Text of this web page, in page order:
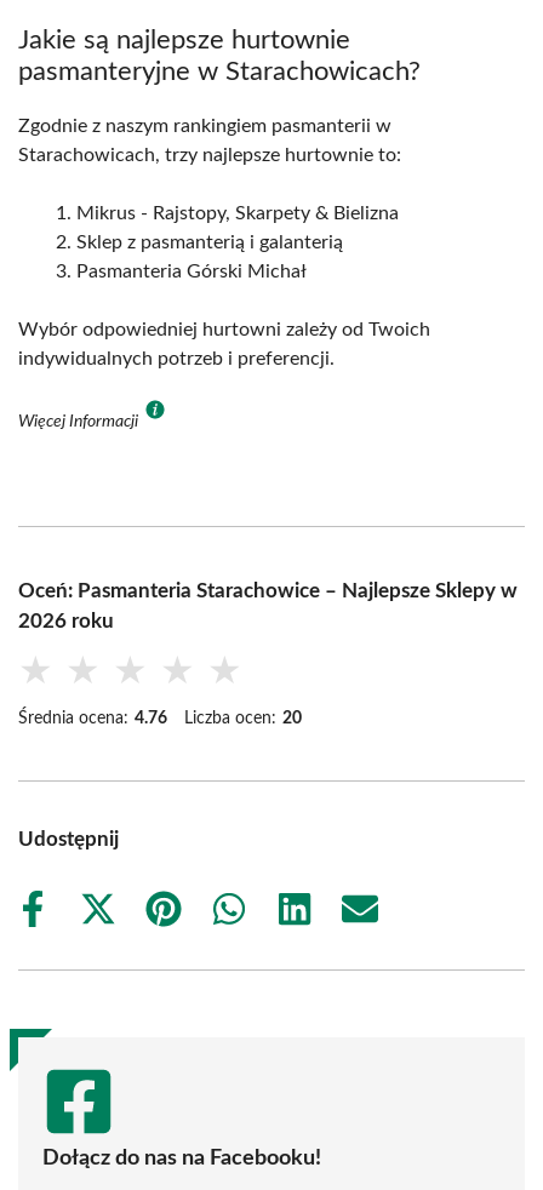
Jakie są najlepsze hurtownie
pasmanteryjne w Starachowicach?
Zgodnie z naszym rankingiem pasmanterii w
Starachowicach, trzy najlepsze hurtownie to:
Mikrus - Rajstopy, Skarpety & Bielizna
Sklep z pasmanterią i galanterią
Pasmanteria Górski Michał
Wybór odpowiedniej hurtowni zależy od Twoich
indywidualnych potrzeb i preferencji.
Więcej Informacji
Oceń: Pasmanteria Starachowice – Najlepsze Sklepy w
2026 roku
★ ★ ★ ★ ★
Średnia ocena: 4.76 Liczba ocen: 20
Udostępnij
Share
Share
(Twitter)
Share
Share
Share
Share
Dołącz do nas na Facebooku!